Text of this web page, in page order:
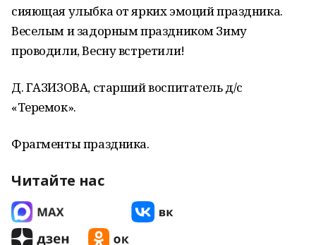
сияющая улыбка от ярких эмоций праздника.
Веселым и задорным праздником Зиму
проводили, Весну встретили!
Д. ГАЗИЗОВА, старший воспитатель д/с
«Теремок».
Фрагменты праздника.
Читайте нас